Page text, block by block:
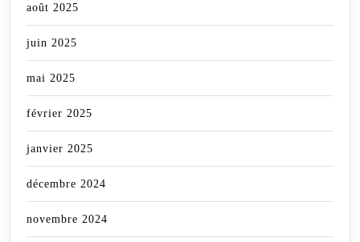
août 2025
juin 2025
mai 2025
février 2025
janvier 2025
décembre 2024
novembre 2024